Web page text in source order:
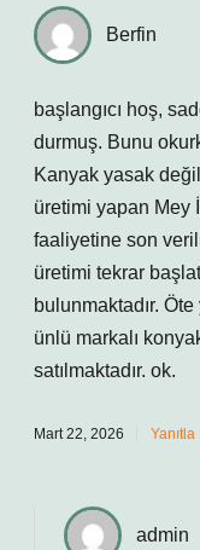
Berfin
başlangıcı hoş,
durmuş. Bunu
Kanyak yasak
üretimi yapan Mey
faaliyetine son
üretimi tekrar
bulunmaktadır.
ünlü markalı
satılmaktadır. ok.
Mart 22, 2026 Yanıtla
admin